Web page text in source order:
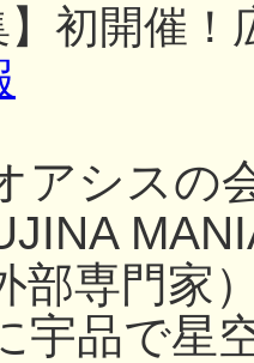
】初開催
アシスの
部専門家
宇品で星